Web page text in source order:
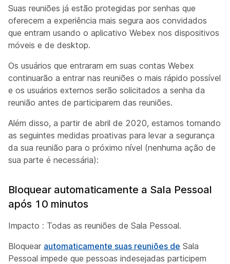
Suas reuniões já estão protegidas por senhas que
oferecem a experiência mais segura aos convidados
que entram usando o aplicativo Webex nos dispositivos
móveis e de desktop.
Os usuários que entraram em suas contas Webex
continuarão a entrar nas reuniões o mais rápido possível
e os usuários externos serão solicitados a senha da
reunião antes de participarem das reuniões.
Além disso, a partir de abril de 2020, estamos tomando
as seguintes medidas proativas para levar a segurança
da sua reunião para o próximo nível (nenhuma ação de
sua parte é necessária):
Bloquear automaticamente a Sala Pessoal
após 10 minutos
Impacto : Todas as reuniões de Sala Pessoal.
Bloquear automaticamente suas reuniões de Sala
Pessoal impede que pessoas indesejadas participem